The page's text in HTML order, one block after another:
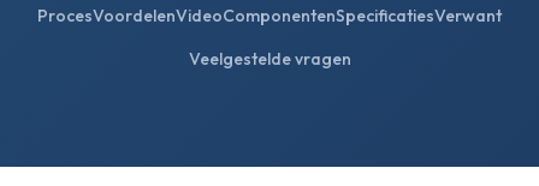
ProcesVoordelenVideoComponentenSpecificatiesVerwant
Veelgestelde vragen